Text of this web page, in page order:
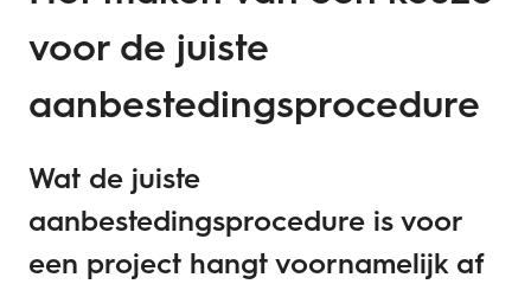
voor de juiste
aanbestedingsprocedure
Wat de juiste
aanbestedingsprocedure is voor
een project hangt voornamelijk af